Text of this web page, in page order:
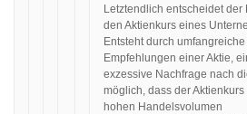
Letztendlich entscheidet der
den Aktienkurs eines
Entsteht durch umfangreiche
Empfehlungen einer Aktie,
exzessive Nachfrage nach
möglich, dass der
hohen Handelsvolumen